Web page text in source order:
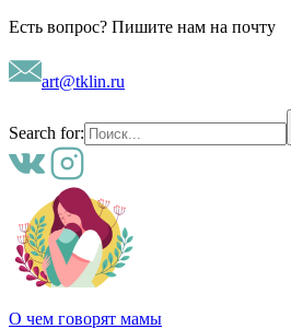
Skip
content
Есть вопрос? Пишите нам на почту
art@tklin.ru
Search for:
О чем говорят мамы